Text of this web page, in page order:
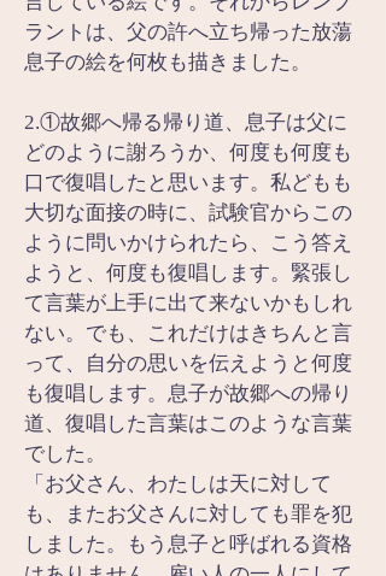
ラントは、父の許へ立ち帰った放蕩
息子の絵を何枚も描きました。
2.①故郷へ帰る帰り道、息子は父に
どのように謝ろうか、何度も何度も
口で復唱したと思います。私どもも
大切な面接の時に、試験官からこの
ように問いかけられたら、こう答え
ようと、何度も復唱します。緊張し
て言葉が上手に出て来ないかもしれ
ない。でも、これだけはきちんと言
って、自分の思いを伝えようと何度
も復唱します。息子が故郷への帰り
道、復唱した言葉はこのような言葉
でした。
「お父さん、わたしは天に対して
も、またお父さんに対しても罪を犯
しました。もう息子と呼ばれる資格